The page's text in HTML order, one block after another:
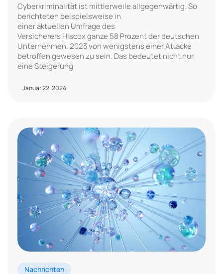
Cyberkriminalität ist mittlerweile allgegenwärtig. So
berichteten beispielsweise in
einer aktuellen Umfrage des
Versicherers Hiscox ganze 58 Prozent der deutschen
Unternehmen, 2023 von wenigstens einer Attacke
betroffen gewesen zu sein. Das bedeutet nicht nur
eine Steigerung
Januar 22, 2024
Nachrichten